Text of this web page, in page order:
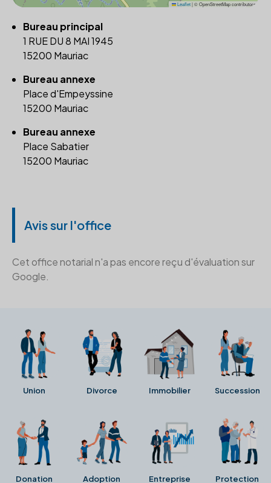
Leaflet|© OpenStreetMap contributors
Bureau principal
1 RUE DU 8 MAI 1945
15200 Mauriac
Bureau annexe
Place d'Empeyssine
15200 Mauriac
Bureau annexe
Place Sabatier
15200 Mauriac
Avis sur l'office
Cet office notarial n'a pas encore reçu d'évaluation sur
Google.
Union Divorce Immobilier Succession
Donation Adoption Entreprise Protection